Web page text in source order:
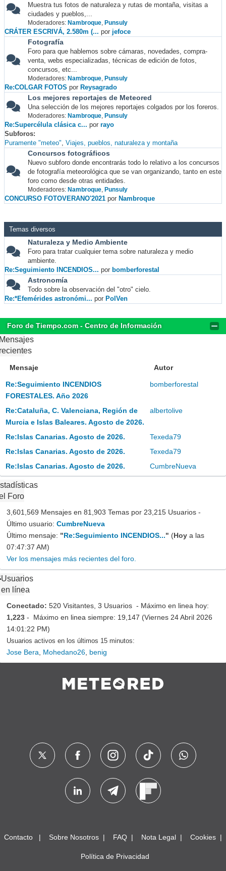
Muestra tus fotos de naturaleza y rutas de montaña, visitas a
ciudades y pueblos,...
Moderadores: Nambroque, Punsuly
CRÁTER ESCRIVÁ, 2.580m (... por jefoce
Fotografía
Foro para que hablemos sobre cámaras, novedades, compra-
venta, webs especializadas, técnicas de edición de fotos,
concursos, etc...
Moderadores: Nambroque, Punsuly
Re:COLGAR FOTOS por Reysagrado
Los mejores reportajes de Meteored
Una selección de los mejores reportajes colgados por los foreros.
Moderadores: Nambroque, Punsuly
Re:Supercélula clásica c... por rayo
Subforos
Puramente "meteo" Viajes, pueblos, naturaleza y montaña
Concursos fotográficos
Nuevo subforo donde encontrarás todo lo relativo a los concursos
de fotografía meteorológica que se van organizando, tanto en este
foro como desde otras entidades.
Moderadores: Nambroque, Punsuly
CONCURSO FOTOVERANO'2021 por Nambroque
Temas diversos
Naturaleza y Medio Ambiente
Foro para tratar cualquier tema sobre naturaleza y medio
ambiente.
Re:Seguimiento INCENDIOS... por bomberforestal
Astronomía
Todo sobre la observación del "otro" cielo.
Re:*Efemérides astronómi... por PolVen
Foro de Tiempo.com - Centro de Información
Mensaje Autor
Re:Seguimiento INCENDIOS
FORESTALES. Año 2026
bomberforestal
Re:Cataluña, C. Valenciana, Región de
Murcia e Islas Baleares. Agosto de 2026.
albertolive
Re:Islas Canarias. Agosto de 2026.
Texeda79
Re:Islas Canarias. Agosto de 2026.
Texeda79
Re:Islas Canarias. Agosto de 2026.
CumbreNueva
Foro
3,601,569 Mensajes en 81,903 Temas por 23,215 Usuarios -
Último usuario: CumbreNueva
Último mensaje: "Re:Seguimiento INCENDIOS..." (Hoy a las
07:47:37 AM)
Ver los mensajes más recientes del foro.
Usuarios
en línea
Conectado: 520 Visitantes, 3 Usuarios - Máximo en linea hoy:
1,223 - Máximo en linea siempre: 19,147 (Viernes 24 Abril 2026
14:01:22 PM)
Usuarios activos en los últimos 15 minutos:
Jose Bera Mohedano26 benig
Contacto Sobre Nosotros FAQ Nota Legal Cookies
Política de Privacidad